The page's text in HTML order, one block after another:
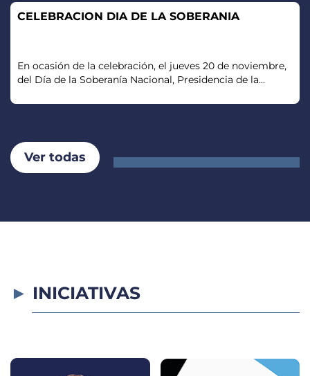
CELEBRACION DIA DE LA SOBERANIA
En ocasión de la celebración, el jueves 20 de noviembre,
del Día de la Soberanía Nacional, Presidencia de la...
Ver todas
INICIATIVAS